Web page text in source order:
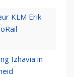
KLM Erik
Izhavia in